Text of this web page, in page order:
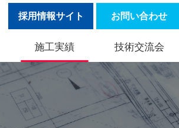
採用情報サイト お問い合わせ
施工実績 技術交流会